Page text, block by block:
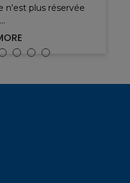
n'est plus réservée